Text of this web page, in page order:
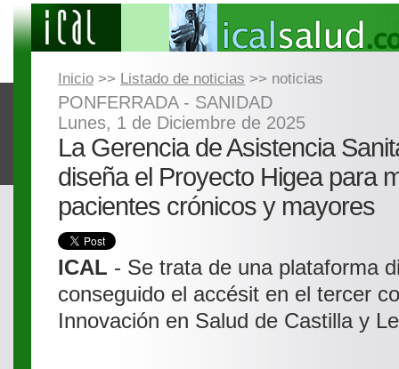
Inicio >> Listado de noticias >> noticias
PONFERRADA - SANIDAD
Lunes, 1 de Diciembre de 2025
La Gerencia de Asistencia
diseña el Proyecto Higea para
pacientes crónicos y mayores
ICAL - Se trata de una plataforma
conseguido el accésit en el tercer
Innovación en Salud de Castilla y